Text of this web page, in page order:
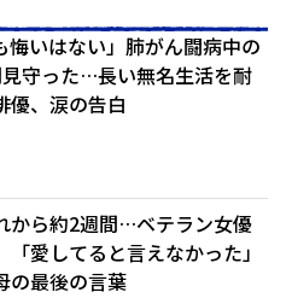
悔いはない」肺がん闘病中の
守った…長い無名生活を耐
優、涙の告白
から約2週間…ベテラン女優
「愛してると言えなかった」
の最後の言葉